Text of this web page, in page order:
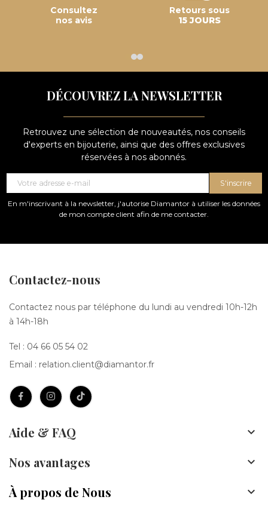
Consultez
nos avis
Retours sous
15 JOURS
DÉCOUVREZ LA NEWSLETTER
Retrouvez une sélection de nouveautés, nos conseils
d'experts en bijouterie, ainsi que des offres exclusives
réservées à nos abonnés.
S'inscrire
En m'inscrivant à la newsletter, j'autorise Diamantor à utiliser les données
de mon compte client afin de me contacter.
Contactez-nous
Contactez nous par téléphone du lundi au vendredi 10h-12h
à 14h-18h
Tel : 04 66 05 54 02
Email : relation.client@diamantor.fr
Aide & FAQ 
Nos avantages 
À propos de Nous 